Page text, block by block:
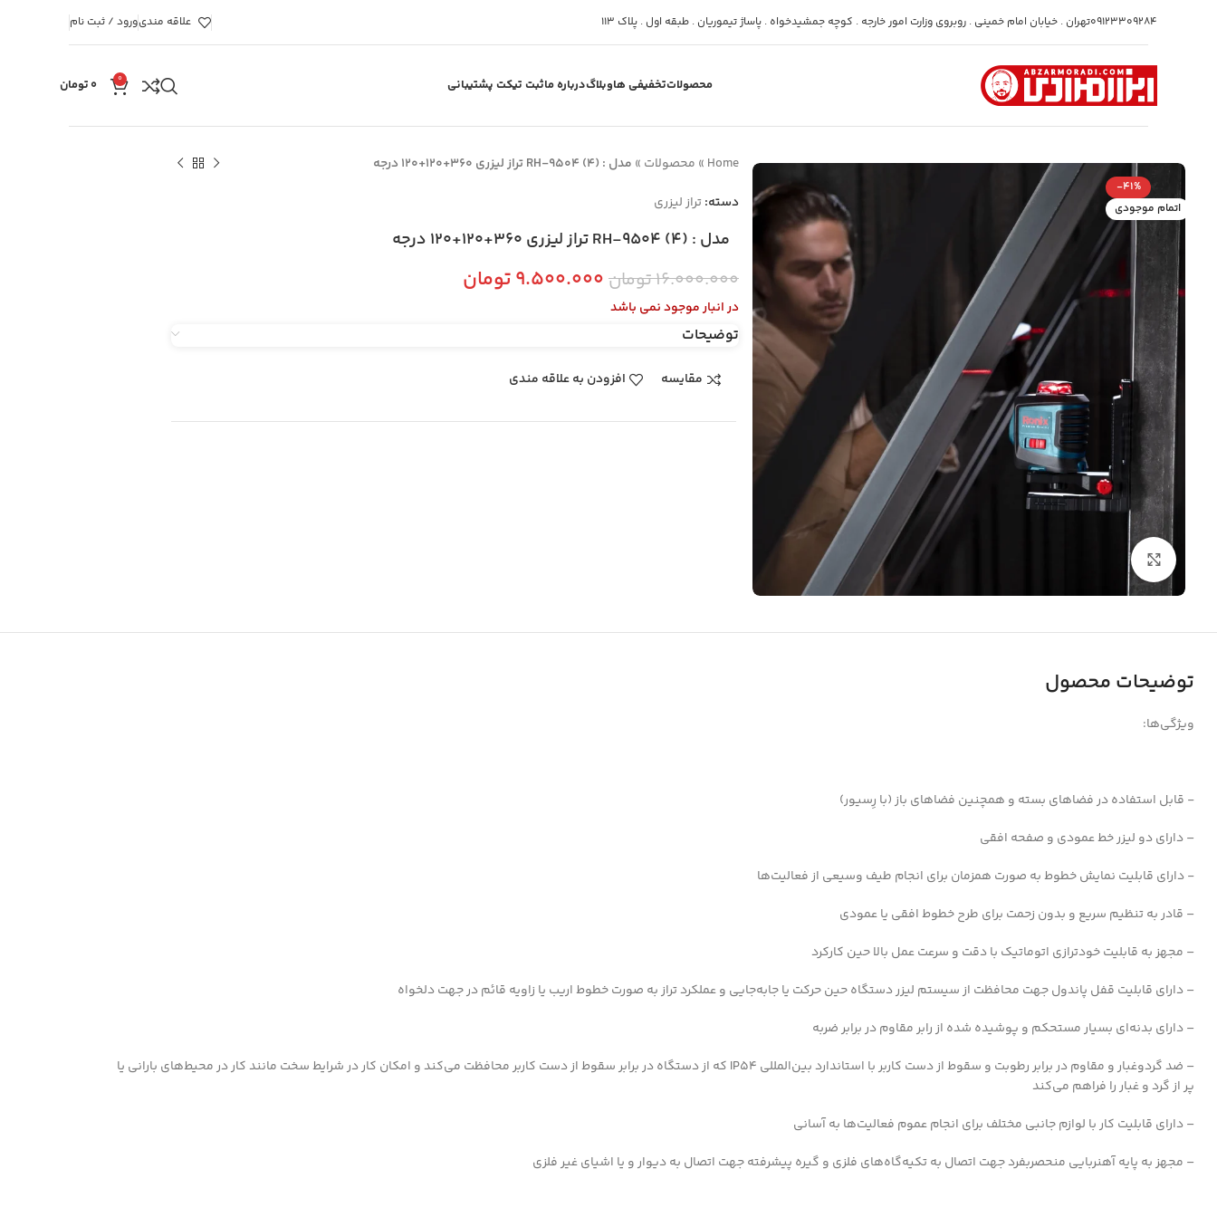
09123309284تهران . خیابان امام خمینی . روبروی وزارت امور خارجه . کوچه جمشیدخواه . پاساژ تیموریان . طبقه اول . پلاک 113 علاقه مندیورود / ثبت نام
محصولاتتخفیفی هاوبلاگدرباره ماثبت تیکت پشتیبانی 0 ۰ تومان
-41%
اتمام موجودی
بزرگنمایی تصویر
Home
» محصولات » مدل : RH-9504 (4) تراز لیزری 360+120+120 درجه
دسته:تراز لیزری
مدل : RH-9504 (4) تراز لیزری 360+120+120 درجه
۱۶.۰۰۰.۰۰۰تومان۹.۵۰۰.۰۰۰تومان
در انبار موجود نمی باشد
توضیحات
مقایسه افزودن به علاقه مندی
توضیحات محصول
ویژگی‌ها:
‐ قابل استفاده در فضاهای بسته و همچنین فضاهای باز (با رِسیور)
– دارای دو لیزر خط عمودی و صفحه افقی
‐ دارای قابلیت نمایش خطوط به صورت همزمان برای انجام طیف وسیعی از فعالیت‌ها
– قادر به تنظیم سریع و بدون زحمت برای طرح خطوط افقی یا عمودی
– مجهز به قابلیت خودترازی اتوماتیک با دقت و سرعت عمل بالا حین کارکرد
– دارای قابلیت قفل پاندول جهت محافظت از سیستم لیزر دستگاه حین حرکت یا جابه‌جایی و عملکرد تراز به صورت خطوط اریب یا زاویه قائم در جهت دلخواه
– دارای بدنه‌ای بسیار مستحکم و پوشیده شده از رابر مقاوم در برابر ضربه
– ضد گردوغبار و مقاوم در برابر رطوبت و سقوط از دست کاربر با استاندارد بین‌المللی IP54 که از دستگاه در برابر سقوط از دست کاربر محافظت می‌کند و امکان کار در شرایط سخت مانند کار در محیط‌های بارانی یا
پر از گرد و غبار را فراهم می‌کند
– دارای قابلیت کار با لوازم جانبی مختلف برای انجام عموم فعالیت‌ها به آسانی
– مجهز به پایه آهنربایی منحصربفرد جهت اتصال به تکیه‌گاه‌های فلزی و گیره پیشرفته جهت اتصال به دیوار و یا اشیای غیر فلزی